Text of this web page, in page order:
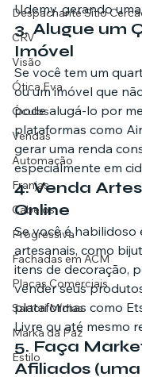
Despachante Sítio
CRV
Visão
Ótica Eva
Óculos
Vendas
Automação
Franjas
Cabelos
Progressiva
Fachadas em ACM
Placas Comerciais
Sartori Mídias
Marka da Paz
Estilo
Udemy, gerando
3. Alugue um
Imóvel
Se você tem um
ou um imóvel que
pode alugá-lo por
plataformas como
gerar uma renda
especialmente em
4. Venda
Online
Se você é habilidoso
artesanais, como
itens de decoração,
vender seus
plataformas como
Livre ou até mesmo
5. Faça
Afiliados